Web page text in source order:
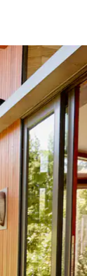
przeglądać